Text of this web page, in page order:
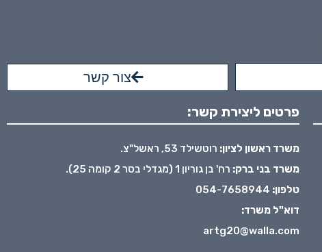
צור קשר
פרטים ליצירת קשר:
משרד ראשון לציון: רוטשילד 53, ראשל"צ.
משרד בני ברק: רח' בן גוריון 1 (מגדלי בסר 2 קומה 25).
טלפון: 054-7658944
דוא"ל משרד:
artg20@walla.com